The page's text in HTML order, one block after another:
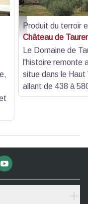
VAR TOURISME
Produit du terroir
Château de
Le Domaine de
l'histoire remonte
situe dans le
allant de 438 à